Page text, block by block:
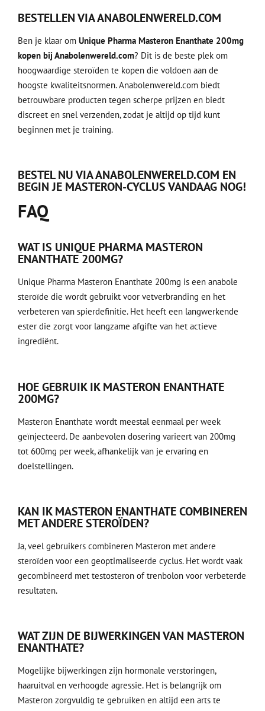
BESTELLEN VIA ANABOLENWERELD.COM
Ben je klaar om Unique Pharma Masteron Enanthate 200mg
kopen bij Anabolenwereld.com? Dit is de beste plek om
hoogwaardige steroïden te kopen die voldoen aan de
hoogste kwaliteitsnormen. Anabolenwereld.com biedt
betrouwbare producten tegen scherpe prijzen en biedt
discreet en snel verzenden, zodat je altijd op tijd kunt
beginnen met je training.
BESTEL NU VIA ANABOLENWERELD.COM EN
BEGIN JE MASTERON-CYCLUS VANDAAG NOG!
FAQ
WAT IS UNIQUE PHARMA MASTERON
ENANTHATE 200MG?
Unique Pharma Masteron Enanthate 200mg is een anabole
steroïde die wordt gebruikt voor vetverbranding en het
verbeteren van spierdefinitie. Het heeft een langwerkende
ester die zorgt voor langzame afgifte van het actieve
ingrediënt.
HOE GEBRUIK IK MASTERON ENANTHATE
200MG?
Masteron Enanthate wordt meestal eenmaal per week
geïnjecteerd. De aanbevolen dosering varieert van 200mg
tot 600mg per week, afhankelijk van je ervaring en
doelstellingen.
KAN IK MASTERON ENANTHATE COMBINEREN
MET ANDERE STEROÏDEN?
Ja, veel gebruikers combineren Masteron met andere
steroïden voor een geoptimaliseerde cyclus. Het wordt vaak
gecombineerd met testosteron of trenbolon voor verbeterde
resultaten.
WAT ZIJN DE BIJWERKINGEN VAN MASTERON
ENANTHATE?
Mogelijke bijwerkingen zijn hormonale verstoringen,
haaruitval en verhoogde agressie. Het is belangrijk om
Masteron zorgvuldig te gebruiken en altijd een arts te